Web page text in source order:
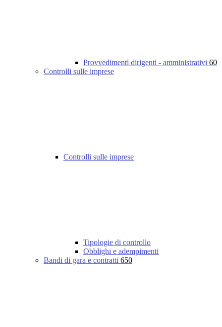
Provvedimenti dirigenti - amministrativi 60
Controlli sulle imprese
Controlli sulle imprese
Tipologie di controllo
Obblighi e adempimenti
Bandi di gara e contratti 650